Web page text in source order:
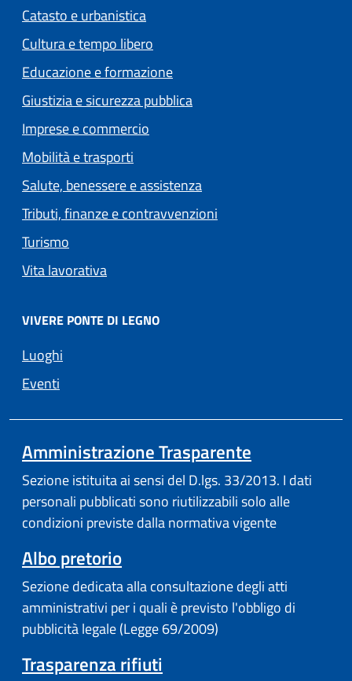
Catasto e urbanistica
Cultura e tempo libero
Educazione e formazione
Giustizia e sicurezza pubblica
Imprese e commercio
Mobilità e trasporti
Salute, benessere e assistenza
Tributi, finanze e contravvenzioni
Turismo
Vita lavorativa
VIVERE PONTE DI LEGNO
Luoghi
Eventi
Amministrazione Trasparente
Sezione istituita ai sensi del D.lgs. 33/2013. I dati
personali pubblicati sono riutilizzabili solo alle
condizioni previste dalla normativa vigente
Albo pretorio
Sezione dedicata alla consultazione degli atti
amministrativi per i quali è previsto l'obbligo di
pubblicità legale (Legge 69/2009)
Trasparenza rifiuti